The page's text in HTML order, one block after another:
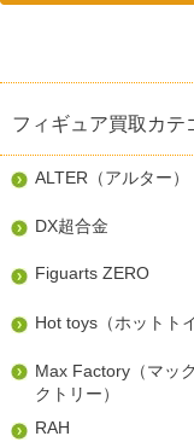
フィギュア買取カテ
ALTER（アルター）
DX超合金
Figuarts ZERO
Hot toys（ホットト
Max Factory（マッ
クトリー）
RAH